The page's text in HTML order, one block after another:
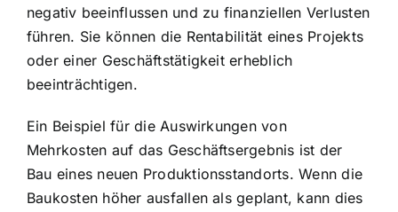
negativ beeinflussen und zu finanziellen Verlusten
führen. Sie können die Rentabilität eines Projekts
oder einer Geschäftstätigkeit erheblich
beeinträchtigen.
Ein Beispiel für die Auswirkungen von
Mehrkosten auf das Geschäftsergebnis ist der
Bau eines neuen Produktionsstandorts. Wenn die
Baukosten höher ausfallen als geplant, kann dies